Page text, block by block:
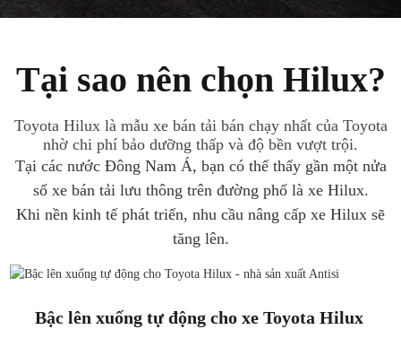
Tại sao nên chọn Hilux?
Toyota Hilux là mẫu xe bán tải bán chạy nhất của Toyota
nhờ chi phí bảo dưỡng thấp và độ bền vượt trội.
Tại các nước Đông Nam Á, bạn có thể thấy gần một nửa
số xe bán tải lưu thông trên đường phố là xe Hilux.
Khi nền kinh tế phát triển, nhu cầu nâng cấp xe Hilux sẽ
tăng lên.
Bậc lên xuống tự động cho xe Toyota Hilux